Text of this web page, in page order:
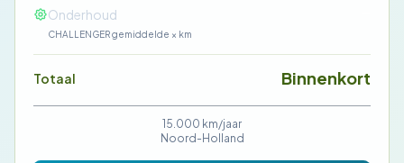
Onderhoud
CHALLENGER gemiddelde × km
Totaal Binnenkort
15.000 km/jaar
Noord-Holland